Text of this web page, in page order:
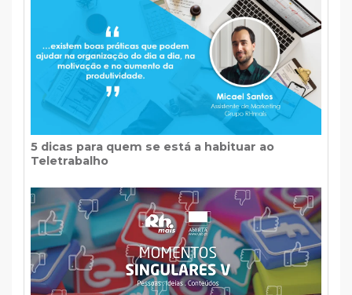
5 dicas para quem se está a habituar ao
Teletrabalho